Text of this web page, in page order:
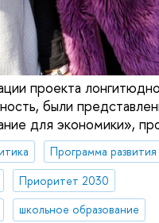
проекта
были
для экономики»,
Программа
Приоритет 2030
школьное образование